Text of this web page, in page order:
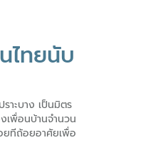
ไทยนับ
าะบาง เป็นมิตร
เพื่อนบ้านจำนวน
ยทีถ้อยอาศัยเพื่อ